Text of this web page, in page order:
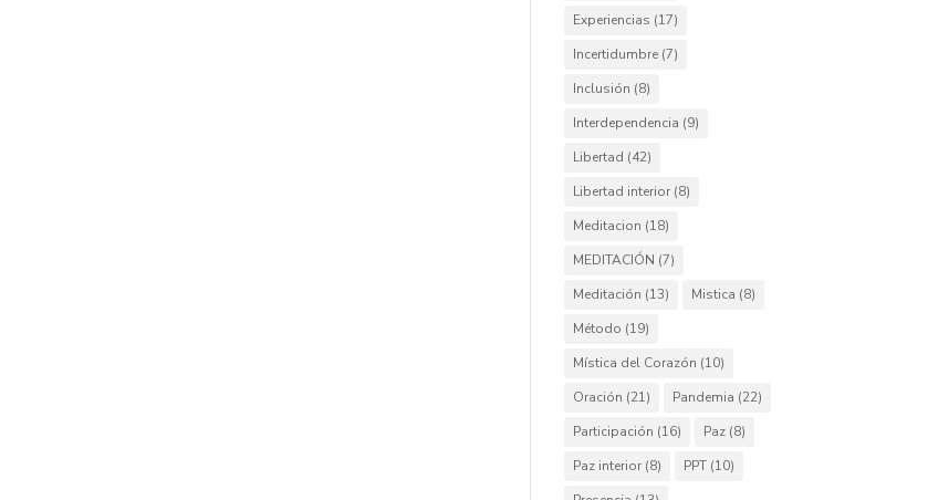
Experiencias (17)
Incertidumbre (7)
Inclusión (8)
Interdependencia (9)
Libertad (42)
Libertad interior (8)
Meditacion (18)
MEDITACIÓN (7)
Meditación (13) Mistica (8)
Método (19)
Mística del Corazón (10)
Oración (21) Pandemia (22)
Participación (16) Paz (8)
Paz interior (8) PPT (10)